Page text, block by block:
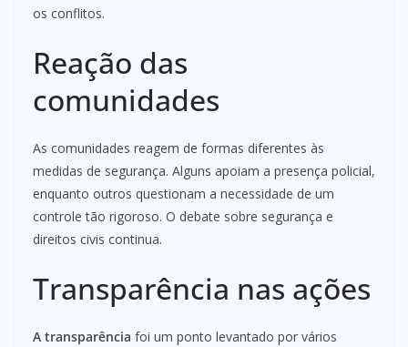
os conflitos.
Reação das
comunidades
As comunidades reagem de formas diferentes às
medidas de segurança. Alguns apoiam a presença policial,
enquanto outros questionam a necessidade de um
controle tão rigoroso. O debate sobre segurança e
direitos civis continua.
Transparência nas ações
A transparência foi um ponto levantado por vários